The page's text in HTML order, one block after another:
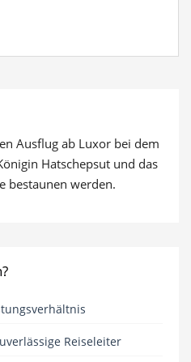
Ausflug ab Luxor bei dem
Hatschepsut und das
bestaunen werden.
Reiseleiter